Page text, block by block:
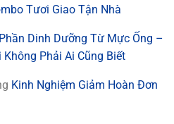
Tươi Giao Tận Nhà
Dinh Dưỡng Từ Mực Ống –
Phải Ai Cũng Biết
Kinh Nghiệm Giảm Hoàn Đơn